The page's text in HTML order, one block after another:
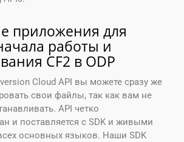
приложения для
работы и
CF2 в ODP
Cloud API вы можете сразу же
свои файлы, так как вам не
API четко
и поставляется с SDK и живыми
основных языков. Наши SDK